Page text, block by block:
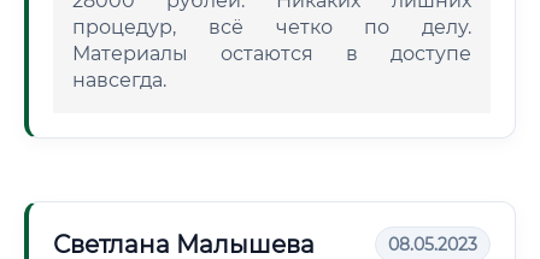
процедур, всё четко по делу.
Материалы остаются в доступе
навсегда.
Светлана Малышева 08.05.2023